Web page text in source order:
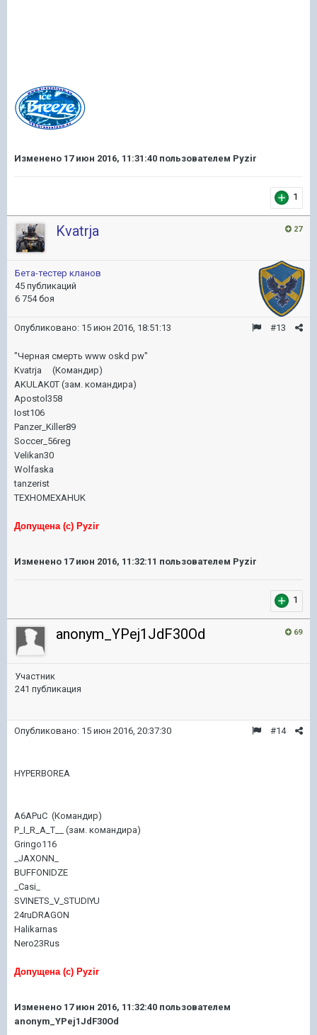
Изменено 17 июн 2016, 11:31:40 пользователем Pyzir
1
27
Kvatrja
Бета-тестер кланов
45 публикаций
6 754 боя
#13
Опубликовано: 15 июн 2016, 18:51:13
"Черная смерть www oskd pw"
Kvatrja (Командир)
AKULAK0T (зам. командира)
Apostol358
Iost106
Panzer_Killer89
Soccer_56reg
Velikan30
Wolfaska
tanzerist
TEXHOMEXAHUK
Допущена (с) Pyzir
Изменено 17 июн 2016, 11:32:11 пользователем Pyzir
1
69
anonym_YPej1JdF30Od
Участник
241 публикация
#14
Опубликовано: 15 июн 2016, 20:37:30
HYPERBOREA
A6APuC (Командир)
P_I_R_A_T__ (зам. командира) ​
Gringo116
_JAXONN_
BUFFONIDZE
_Casi_
SVINETS_V_STUDIYU
24ruDRAGON
Halikarnas
Nero23Rus
Допущена (с) Pyzir
Изменено 17 июн 2016, 11:32:40 пользователем
anonym_YPej1JdF30Od